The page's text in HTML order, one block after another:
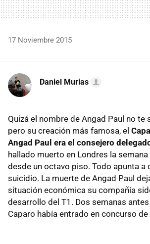
17 Noviembre 2015
Daniel Murias
Quizá el nombre de Angad Paul no te
pero su creación más famosa, el
Angad Paul era el consejero
hallado muerto en Londres la
desde un octavo piso. Todo apunta a
suicidio. La muerte de Angad Paul
situación económica su compañía
desarrollo del T1. Dos semanas
Caparo había entrado en concurso